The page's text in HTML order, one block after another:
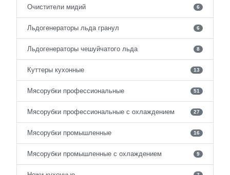
Очистители мидий 6
Льдогенераторы льда гранул 6
Льдогенераторы чешуйчатого льда 8
Куттеры кухонные 13
Мясорубки профессиональные 51
Мясорубки профессиональные с охлаждением 27
Мясорубки промышленные 16
Мясорубки промышленные с охлаждением 9